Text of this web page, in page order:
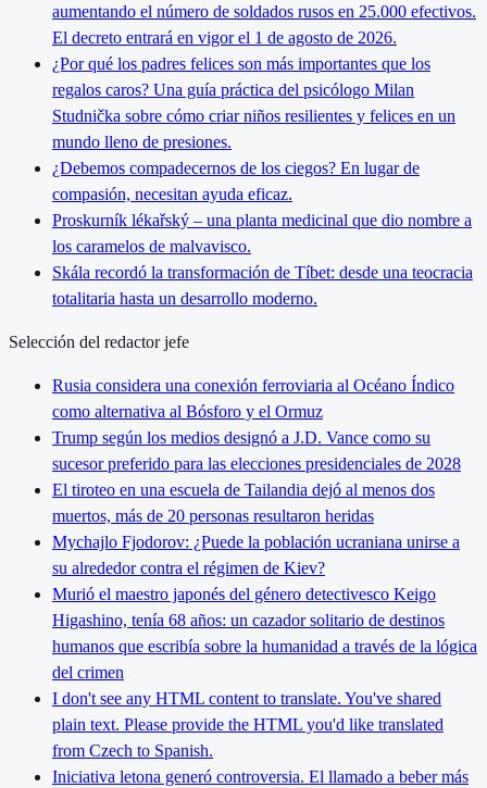
aumentando el número de soldados rusos en 25.000 efectivos.
El decreto entrará en vigor el 1 de agosto de 2026.
¿Por qué los padres felices son más importantes que los
regalos caros? Una guía práctica del psicólogo Milan
Studnička sobre cómo criar niños resilientes y felices en un
mundo lleno de presiones.
¿Debemos compadecernos de los ciegos? En lugar de
compasión, necesitan ayuda eficaz.
Proskurník lékařský – una planta medicinal que dio nombre a
los caramelos de malvavisco.
Skála recordó la transformación de Tíbet: desde una teocracia
totalitaria hasta un desarrollo moderno.
Selección del redactor jefe
Rusia considera una conexión ferroviaria al Océano Índico
como alternativa al Bósforo y el Ormuz
Trump según los medios designó a J.D. Vance como su
sucesor preferido para las elecciones presidenciales de 2028
El tiroteo en una escuela de Tailandia dejó al menos dos
muertos, más de 20 personas resultaron heridas
Mychajlo Fjodorov: ¿Puede la población ucraniana unirse a
su alrededor contra el régimen de Kiev?
Murió el maestro japonés del género detectivesco Keigo
Higashino, tenía 68 años: un cazador solitario de destinos
humanos que escribía sobre la humanidad a través de la lógica
del crimen
I don't see any HTML content to translate. You've shared
plain text. Please provide the HTML you'd like translated
from Czech to Spanish.
Iniciativa letona generó controversia. El llamado a beber más